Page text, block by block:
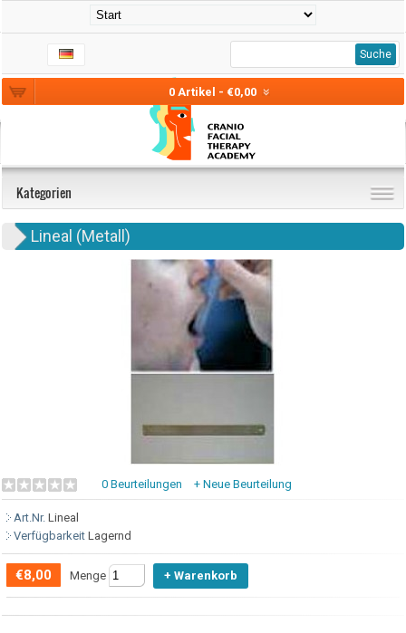
0 Artikel - €0,00
Suche
Kategorien
Lineal (Metall)
0 Beurteilungen + Neue Beurteilung
Art.Nr. Lineal
Verfügbarkeit Lagernd
€8,00 Menge